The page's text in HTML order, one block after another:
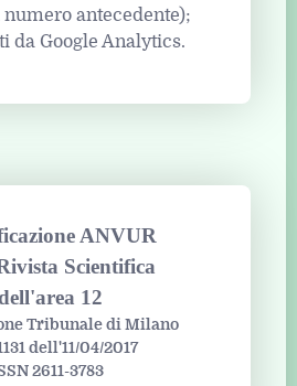
numero antecedente);
da Google Analytics.
ANVUR
Scientifica
12
Tribunale di Milano
dell'11/04/2017
2611-3783